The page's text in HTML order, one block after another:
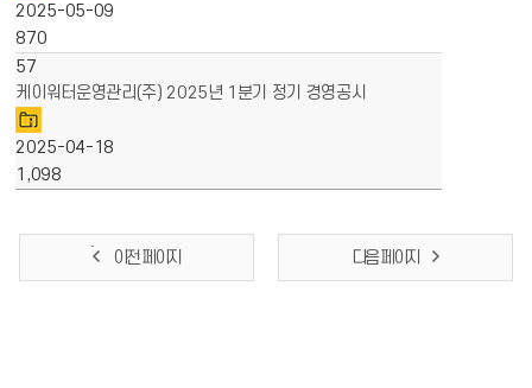
2025-05-09
870
57
케이워터운영관리(주) 2025년 1분기 정기 경영공시
2025-04-18
1,098
이전 페이지 다음 페이지